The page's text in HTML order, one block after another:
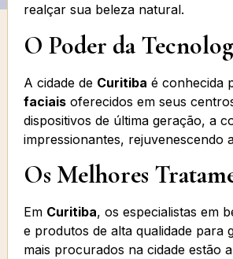
realçar sua beleza natural.
O Poder da
A cidade de Curitiba é conhecida
faciais oferecidos em seus
dispositivos de última geração, a
impressionantes, rejuvenescendo
Os Melhores
Em Curitiba, os especialistas em
e produtos de alta qualidade
mais procurados na cidade estão